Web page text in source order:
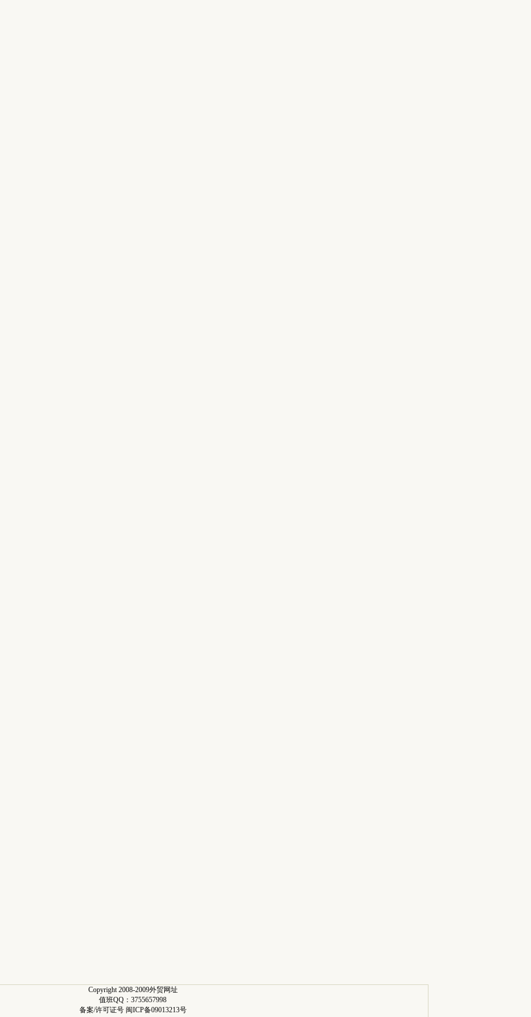
Copyright 2008-2009外贸网址
值班QQ：3755657998
备案/许可证号 闽ICP备09013213号